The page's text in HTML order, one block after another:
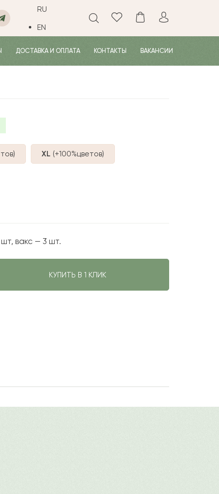
RU
EN
ДОСТАВКА И ОПЛАТА КОНТАКТЫ ВАКАНСИИ
) XL (+100%цветов)
вакс — 3 шт.
КУПИТЬ В 1 КЛИК